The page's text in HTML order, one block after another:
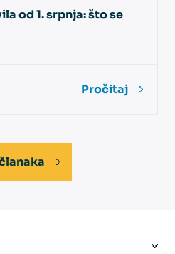
od 1. srpnja: što se
Pročitaj